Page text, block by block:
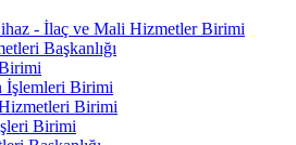
- İlaç ve Mali Hizmetler Birimi
Başkanlığı
İşlemleri Birimi
Birimi
Birimi